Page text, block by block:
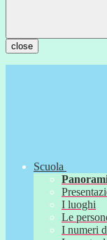
close
Scuola
I luoghi
Le
I numeri